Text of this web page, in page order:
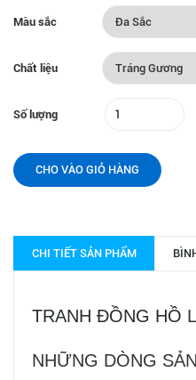
Màu sắc
Chất liệu
Số lượng
CHO VÀO GIỎ HÀNG
CHI TIẾT SẢN PHẨM
TRANH ĐỒNG HỒ
NHỮNG DÒNG